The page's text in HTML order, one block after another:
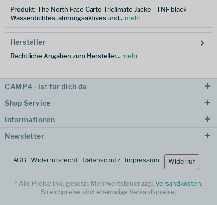
Produkt: The North Face Carto Triclimate Jacke - TNF black
Wasserdichtes, atmungsaktives und... mehr
Hersteller
Rechtliche Angaben zum Hersteller... mehr
CAMP4 - ist für dich da
Shop Service
Informationen
Newsletter
AGB Widerrufsrecht Datenschutz Impressum Widerruf
* Alle Preise inkl. gesetzl. Mehrwertsteuer zzgl. Versandkosten.
Streichpreise sind ehemalige Verkaufspreise.